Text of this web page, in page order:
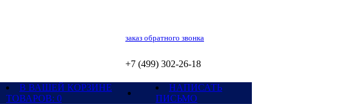
заказ обратного звонка
+7 (499) 302-26-18
В ВАШЕЙ КОРЗИНЕ
ТОВАРОВ: 0
НАПИСАТЬ
ПИСЬМО